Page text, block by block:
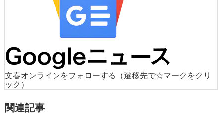
文春オンラインをフォローする
（遷移先で☆マークをクリ
ック）
関連記事